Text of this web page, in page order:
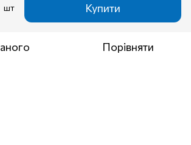
шт Купити
Порівняти